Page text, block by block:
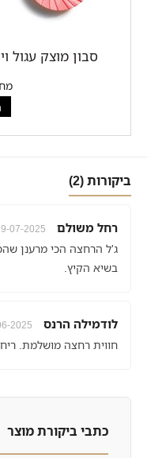
סבון מוצק עגול
ביקורות (2)
רחל משולם 07-2025 01:32 PM
ג'ל הרחצה הכי מרענן
בשיא הקיץ.
לודמילה הרנס 12:07 PM
חווית רחצה מושלמת.
כתבי ביקורת מוצר